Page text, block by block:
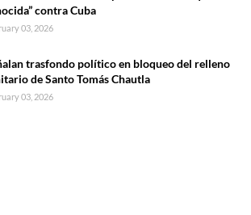
contra Cuba
03, 2026
trasfondo político en bloqueo del relleno
de Santo Tomás Chautla
03, 2026